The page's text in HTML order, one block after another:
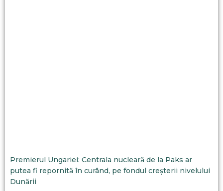
Premierul Ungariei: Centrala nucleară de la Paks ar
putea fi repornită în curând, pe fondul creșterii nivelului
Dunării